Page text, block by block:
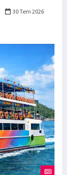
30 Tem 2026